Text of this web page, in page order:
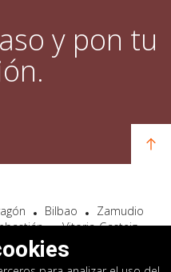
y pon tu
Bilbao
Zamudio
Vitoria-Gasteiz
Bidart